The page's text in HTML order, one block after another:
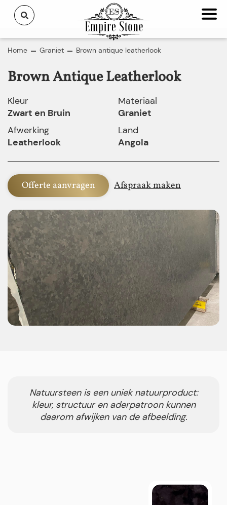
Home Graniet Brown antique leatherlook
Brown Antique Leatherlook
Kleur
Zwart en Bruin
Afwerking
Leatherlook
Materiaal
Graniet
Land
Angola
Offerte aanvragen Afspraak maken
Natuursteen is een uniek natuurproduct:
kleur, structuur en aderpatroon kunnen
daarom afwijken van de afbeelding.